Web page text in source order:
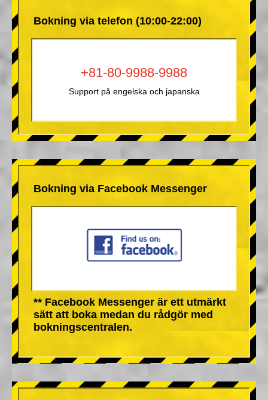
Bokning via telefon (10:00-22:00)
+81-80-9988-9988
Support på engelska och japanska
Bokning via Facebook Messenger
** Facebook Messenger är ett utmärkt
sätt att boka medan du rådgör med
bokningscentralen.